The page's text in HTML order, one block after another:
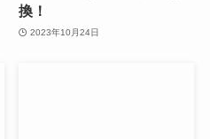
換！
2023年10月24日